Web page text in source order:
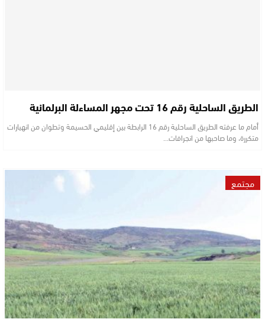
الطريق الساحلية رقم 16 تحت مجهر المساءلة البرلمانية
أمام ما عرفته الطريق الساحلية رقم 16 الرابطة بين إقليمي الحسيمة وتطوان من انهيارات
متكررة، وما صاحبها من انجرافات…
مجتمع